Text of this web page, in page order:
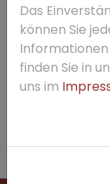
Das
können Sie
Informationen
finden Sie in
uns im